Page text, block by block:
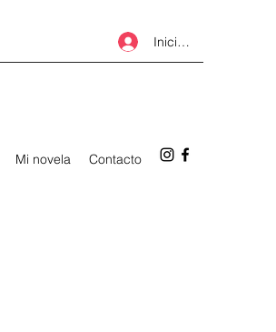
Iniciar sesión
Mi novela Contacto